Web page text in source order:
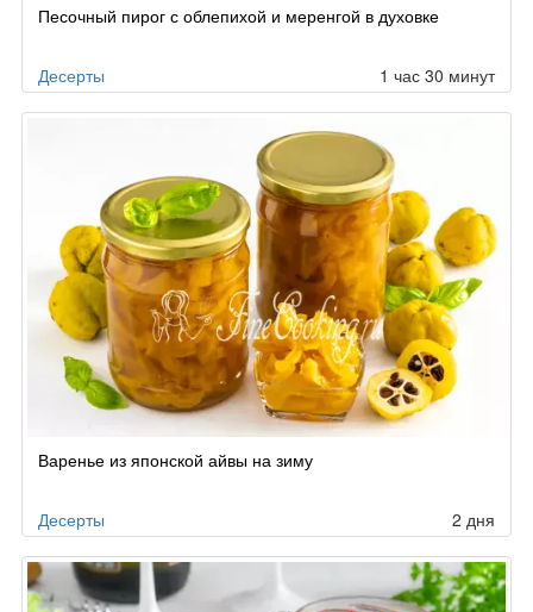
Песочный пирог с облепихой и меренгой в духовке
Десерты 1 час 30 минут
Варенье из японской айвы на зиму
Десерты 2 дня